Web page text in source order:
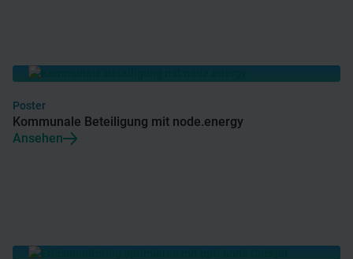
Poster
Kommunale Beteiligung mit node.energy
Ansehen